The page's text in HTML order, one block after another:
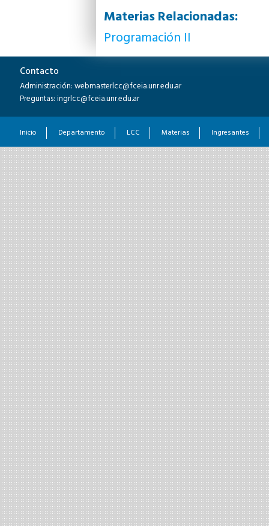
Materias Relacionadas:
Programación II
Contacto
Administración: webmasterlcc@fceia.unr.edu.ar
Preguntas: ingrlcc@fceia.unr.edu.ar
Inicio Departamento LCC Materias Ingresantes